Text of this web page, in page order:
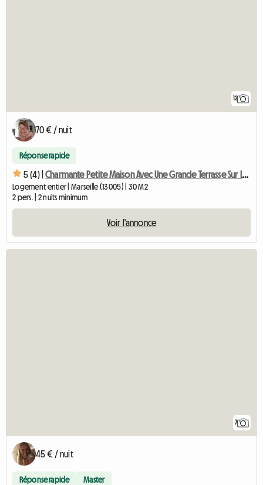
12
70 € / nuit
Réponse rapide
5 (4) | Charmante Petite Maison Avec Une Grande Terrasse Sur Le Toit
Logement entier | Marseille (13005) | 30 M2
2 pers. | 2 nuits minimum
Voir l'annonce
7
45 € / nuit
Réponse rapide Master